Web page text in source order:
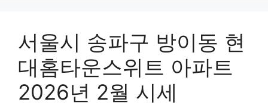
서울시 송파구 방이동 현
대홈타운스위트 아파트
2026년 2월 시세